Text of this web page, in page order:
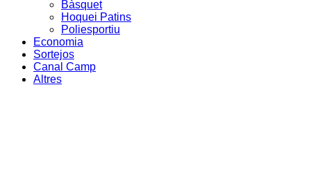
Bàsquet
Hoquei Patins
Poliesportiu
Economia
Sortejos
Canal Camp
Altres